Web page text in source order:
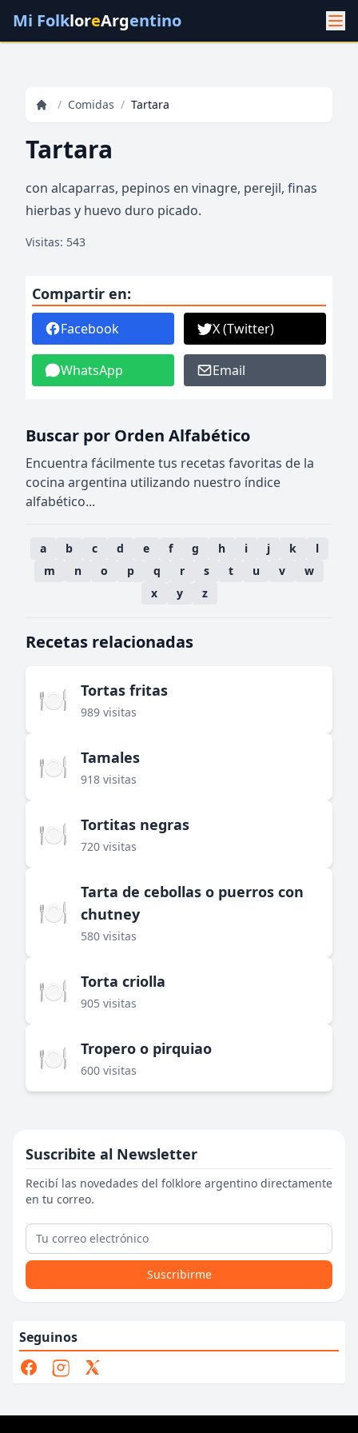
Mi FolkloreArgentino
/ Comidas / Tartara
Tartara
con alcaparras, pepinos en vinagre, perejil, finas
hierbas y huevo duro picado.
Visitas: 543
Compartir en:
Facebook X (Twitter)
WhatsApp Email
Buscar por Orden Alfabético
Encuentra fácilmente tus recetas favoritas de la
cocina argentina utilizando nuestro índice
alfabético...
a b c d e f g h i j k
l
m
n o p q r s t u v
w
x
y z
Recetas relacionadas
🍽️ Tortas fritas
989 visitas
🍽️ Tamales
918 visitas
🍽️ Tortitas negras
720 visitas
🍽️
Tarta de cebollas o puerros con
chutney
580 visitas
🍽️ Torta criolla
905 visitas
🍽️ Tropero o pirquiao
600 visitas
Suscribite al Newsletter
Recibí las novedades del folklore argentino directamente
en tu correo.
Suscribirme
Seguinos